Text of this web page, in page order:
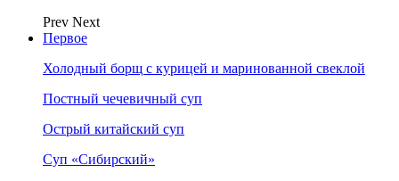
Prev Next
Первое
Холодный борщ с курицей и маринованной свеклой
Постный чечевичный суп
Острый китайский суп
Суп «Сибирский»